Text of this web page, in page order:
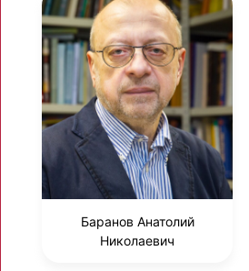
Баранов Анатолий
Николаевич